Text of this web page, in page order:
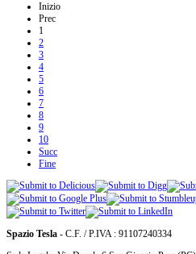
Inizio
Prec
1
2
3
4
5
6
7
8
9
10
Succ
Fine
Spazio Tesla - C.F. / P.IVA : 91107240334